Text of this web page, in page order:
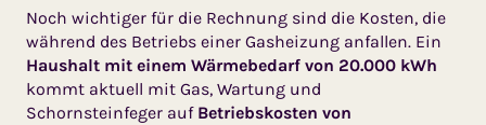
Noch wichtiger für die Rechnung sind die Kosten, die
während des Betriebs einer Gasheizung anfallen. Ein
Haushalt mit einem Wärme­bedarf von 20.000 kWh
kommt aktuell mit Gas, Wartung und
Schornsteinfeger auf Betriebskos­ten von